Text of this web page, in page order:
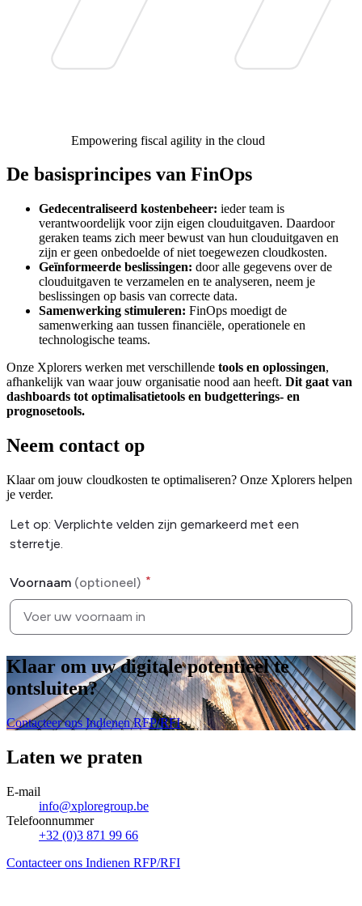
Empowering fiscal agility in the cloud
De basisprincipes van FinOps
Gedecentraliseerd kostenbeheer: ieder team is
verantwoordelijk voor zijn eigen clouduitgaven. Daardoor
geraken teams zich meer bewust van hun clouduitgaven en
zijn er geen onbedoelde of niet toegewezen cloudkosten.
Geïnformeerde beslissingen: door alle gegevens over de
clouduitgaven te verzamelen en te analyseren, neem je
beslissingen op basis van correcte data.
Samenwerking stimuleren: FinOps moedigt de
samenwerking aan tussen financiële, operationele en
technologische teams.
Onze Xplorers werken met verschillende tools en oplossingen,
afhankelijk van waar jouw organisatie nood aan heeft. Dit gaat van
dashboards tot optimalisatietools en budgetterings- en
prognosetools.
Neem contact op
Klaar om jouw cloudkosten te optimaliseren? Onze Xplorers helpen
je verder.
Klaar om uw digitale potentieel te
ontsluiten?
Contacteer onsIndienen RFP/RFI
Laten we praten
E-mail
info@xploregroup.be
Telefoonnummer
+32 (0)3 871 99 66
Contacteer ons Indienen RFP/RFI